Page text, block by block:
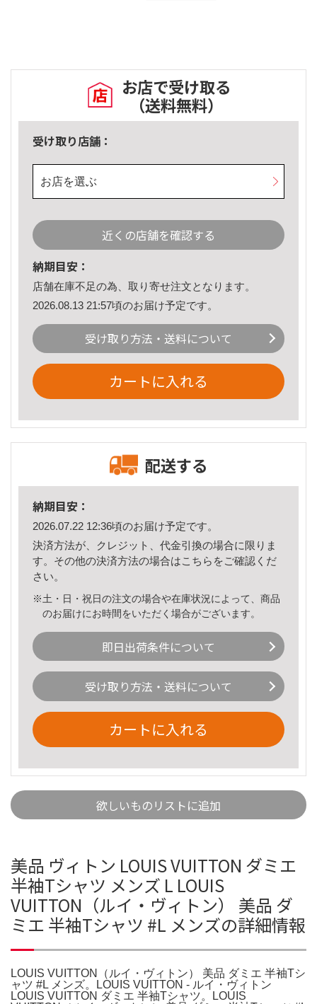
お店で受け取る
（送料無料）
受け取り店舗：
お店を選ぶ
近くの店舗を確認する
納期目安：
店舗在庫不足の為、取り寄せ注文となります。
2026.08.13 21:57頃のお届け予定です。
受け取り方法・送料について
カートに入れる
配送する
納期目安：
2026.07.22 12:36頃のお届け予定です。
決済方法が、クレジット、代金引換の場合に限りま
す。その他の決済方法の場合はこちら をご確認くだ
さい。
※土・日・祝日の注文の場合や在庫状況によって、商品
のお届けにお時間をいただく場合がございます。
即日出荷条件について
受け取り方法・送料について
カートに入れる
欲しいものリストに追加
美品 ヴィトン LOUIS VUITTON ダミエ
半袖Tシャツ メンズ L LOUIS
VUITTON（ルイ・ヴィトン） 美品 ダ
ミエ 半袖Tシャツ #L メンズの詳細情報
LOUIS VUITTON（ルイ・ヴィトン） 美品 ダミエ 半袖Tシ
ャツ #L メンズ。LOUIS VUITTON - ルイ・ヴィトン
LOUIS VUITTON ダミエ 半袖Tシャツ。LOUIS